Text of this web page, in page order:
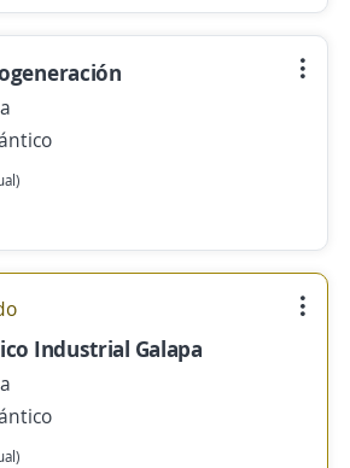
Industrial Galapa